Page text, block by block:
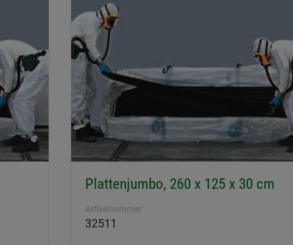
Plattenjumbo, 260 x 125 x 30 cm
Artikelnummer
32511